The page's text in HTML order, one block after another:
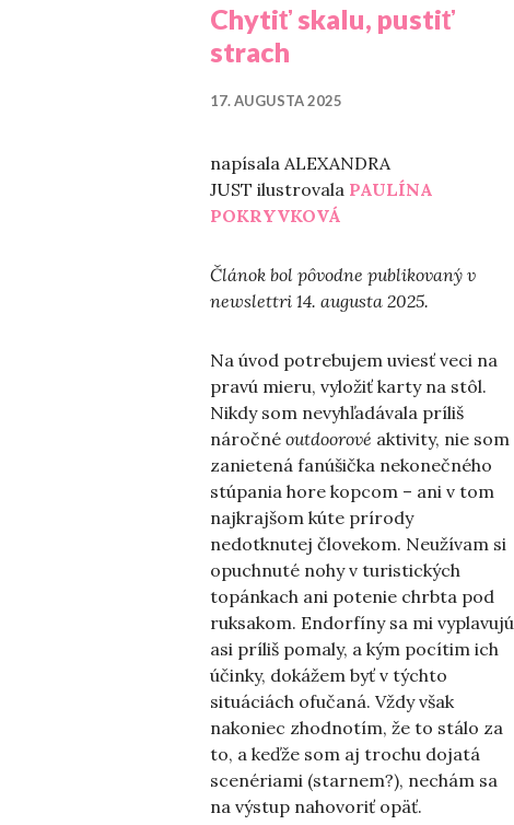
Chytiť skalu, pustiť
strach
17. AUGUSTA 2025
napísala ALEXANDRA
JUST ilustrovala PAULÍNA
POKRYVKOVÁ
Článok bol pôvodne publikovaný v
newslettri 14. augusta 2025.
Na úvod potrebujem uviesť veci na
pravú mieru, vyložiť karty na stôl.
Nikdy som nevyhľadávala príliš
náročné outdoorové aktivity, nie som
zanietená fanúšička nekonečného
stúpania hore kopcom – ani v tom
najkrajšom kúte prírody
nedotknutej človekom. Neužívam si
opuchnuté nohy v turistických
topánkach ani potenie chrbta pod
ruksakom. Endorfíny sa mi vyplavujú
asi príliš pomaly, a kým pocítim ich
účinky, dokážem byť v týchto
situáciách ofučaná. Vždy však
nakoniec zhodnotím, že to stálo za
to, a keďže som aj trochu dojatá
scenériami (starnem?), nechám sa
na výstup nahovoriť opäť.